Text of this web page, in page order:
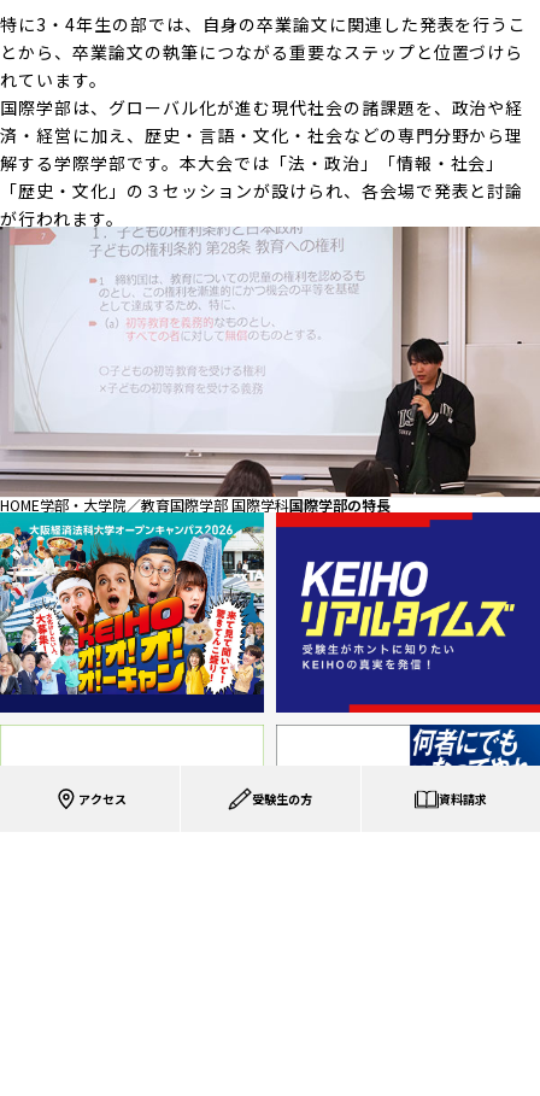
アクセス 受験生の方 資料請求
特に3・4年生の部では、自身の卒業論文に関連した発表を行うこ
とから、卒業論文の執筆につながる重要なステップと位置づけら
れています。
国際学部は、グローバル化が進む現代社会の諸課題を、政治や経
済・経営に加え、歴史・言語・文化・社会などの専門分野から理
解する学際学部です。本大会では「法・政治」「情報・社会」
「歴史・文化」の３セッションが設けられ、各会場で発表と討論
が行われます。
HOME学部・大学院／教育国際学部 国際学科国際学部の特長